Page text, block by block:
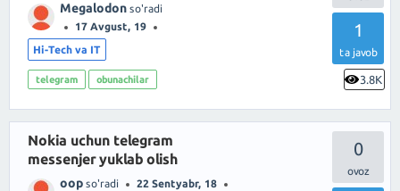
1
ta javob
3.8K
Megalodon so'radi
17 Avgust, 19
Hi-Tech va IT
telegram obunachilar
0
Nokia uchun telegram
messenjer yuklab olish
oop so'radi 22 Sentyabr, 18